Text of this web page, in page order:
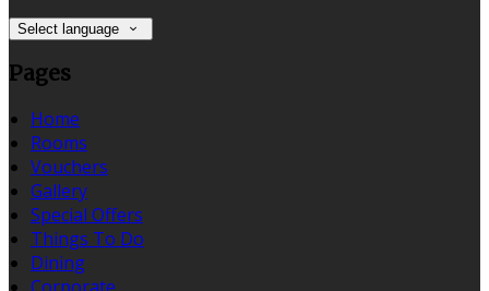
Select language
Pages
Home
Rooms
Vouchers
Gallery
Special Offers
Things To Do
Dining
Corporate